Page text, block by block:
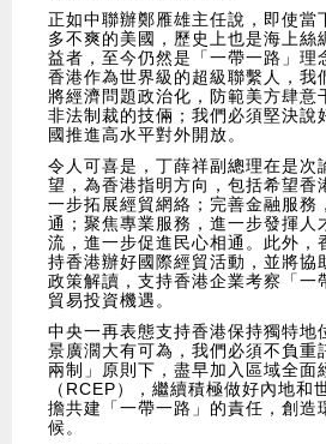
正如中聯辦鄭雁雄主任說，即使當
多不爽的美國，歷史上也是海上絲
益者，至今仍然是「一帶一路」理
香港作為世界級的超級聯繫人，我
將經濟問題政治化，防範美方肆意
非法制裁的技倆；我們必須堅決說
國推進高水平對外開放。
令人可喜是，丁薛祥副總理在是次
望，為香港指明方向，包括希望香
一步拓展經貿網絡；完善金融服務
通；聚焦專業服務，進一步發揮人
流，進一步促進民心相通。此外，
持香港辦好國際經貿活動，並將協
政策解讀，支持香港企業考察「一
貿易投資機遇。
中央一再表態支持香港保持獨特地
景廣濶大有可為，我們必須不負重
兩制」原則下，盡早加入區域全面
（RCEP），繼續積極做好內地和
擔共建「一帶一路」的責任，創造
候。